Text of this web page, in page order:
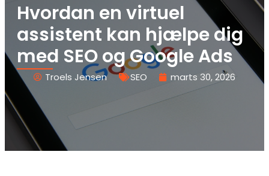
Hvordan en virtuel
assistent kan hjælpe dig
med SEO og Google Ads
Troels Jensen SEO marts 30, 2026